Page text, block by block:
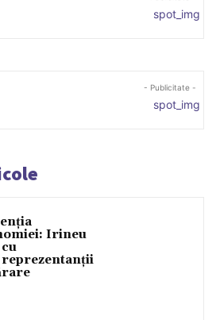
- Publicitate -
Irineu